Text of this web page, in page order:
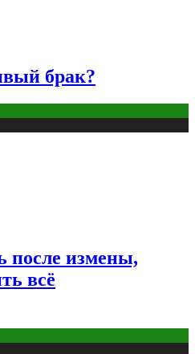
брак?
после измены,
всё